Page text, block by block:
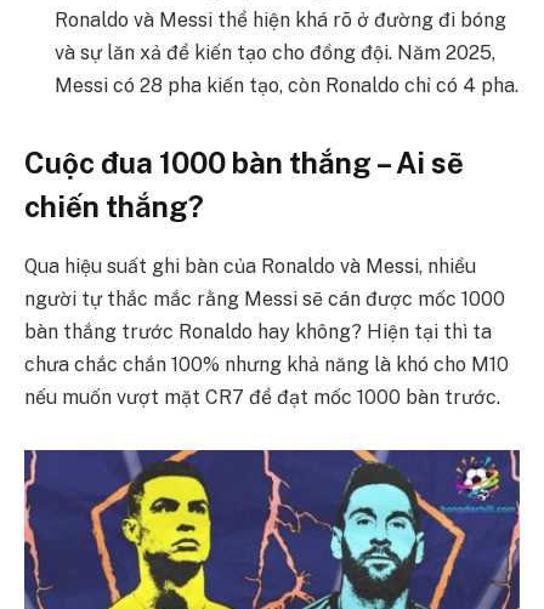
Ronaldo và Messi thể hiện khá rõ ở đường đi bóng
và sự lăn xả để kiến tạo cho đồng đội. Năm 2025,
Messi có 28 pha kiến tạo, còn Ronaldo chỉ có 4 pha.
Cuộc đua 1000 bàn thắng – Ai sẽ
chiến thắng?
Qua hiệu suất ghi bàn của Ronaldo và Messi, nhiều
người tự thắc mắc rằng Messi sẽ cán được mốc 1000
bàn thắng trước Ronaldo hay không? Hiện tại thì ta
chưa chắc chắn 100% nhưng khả năng là khó cho M10
nếu muốn vượt mặt CR7 để đạt mốc 1000 bàn trước.